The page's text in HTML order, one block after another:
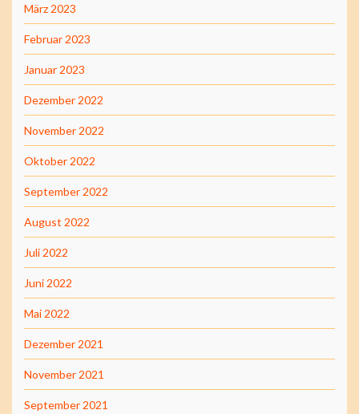
März 2023
Februar 2023
Januar 2023
Dezember 2022
November 2022
Oktober 2022
September 2022
August 2022
Juli 2022
Juni 2022
Mai 2022
Dezember 2021
November 2021
September 2021